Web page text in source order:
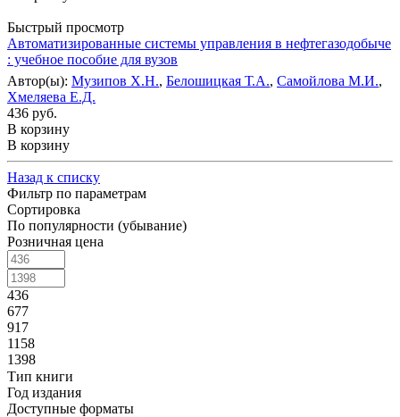
Быстрый просмотр
Автоматизированные системы управления в нефтегазодобыче
: учебное пособие для вузов
Автор(ы): Музипов Х.Н., Белошицкая Т.А., Самойлова М.И.,
Хмеляева Е.Д.
436 руб.
В корзину
В корзину
Назад к списку
Фильтр по параметрам
Сортировка
По популярности (убывание)
Розничная цена
436
677
917
1158
1398
Тип книги
Год издания
Доступные форматы